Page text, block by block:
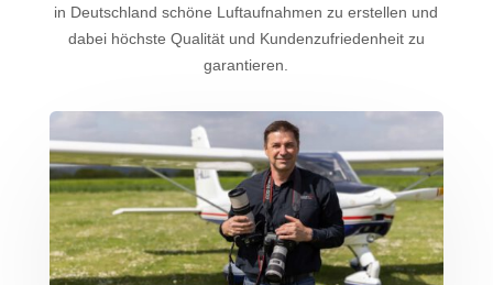
in Deutschland schöne Luftaufnahmen zu erstellen und
dabei höchste Qualität und Kundenzufriedenheit zu
garantieren.